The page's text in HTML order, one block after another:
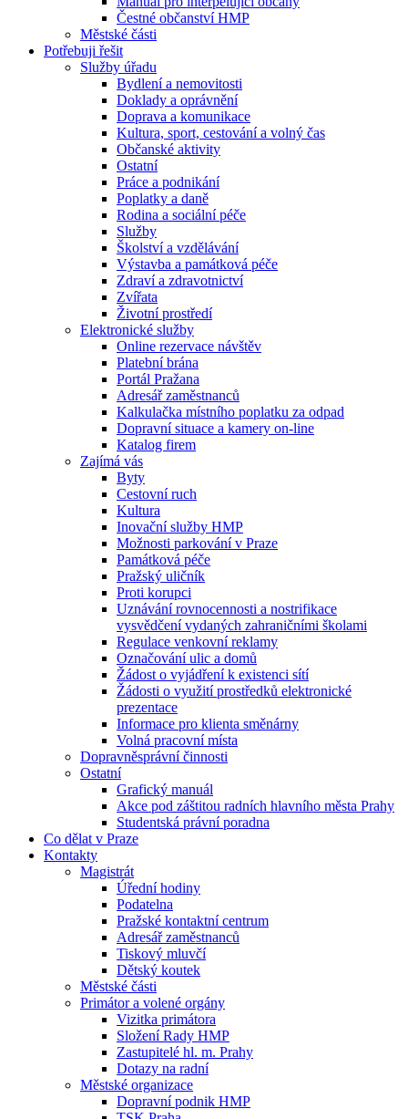
Čestné občanství HMP
Městské části
Potřebuji řešit
Služby úřadu
Bydlení a nemovitosti
Doklady a oprávnění
Doprava a komunikace
Kultura, sport, cestování a volný čas
Občanské aktivity
Ostatní
Práce a podnikání
Poplatky a daně
Rodina a sociální péče
Služby
Školství a vzdělávání
Výstavba a památková péče
Zdraví a zdravotnictví
Zvířata
Životní prostředí
Elektronické služby
Online rezervace návštěv
Platební brána
Portál Pražana
Adresář zaměstnanců
Kalkulačka místního poplatku za odpad
Dopravní situace a kamery on-line
Katalog firem
Zajímá vás
Byty
Cestovní ruch
Kultura
Inovační služby HMP
Možnosti parkování v Praze
Památková péče
Pražský uličník
Proti korupci
Uznávání rovnocennosti a nostrifikace
vysvědčení vydaných zahraničními školami
Regulace venkovní reklamy
Označování ulic a domů
Žádost o vyjádření k existenci sítí
Žádosti o využití prostředků elektronické
prezentace
Informace pro klienta směnárny
Volná pracovní místa
Dopravněsprávní činnosti
Ostatní
Grafický manuál
Akce pod záštitou radních hlavního města Prahy
Studentská právní poradna
Co dělat v Praze
Kontakty
Magistrát
Úřední hodiny
Podatelna
Pražské kontaktní centrum
Adresář zaměstnanců
Tiskový mluvčí
Dětský koutek
Městské části
Primátor a volené orgány
Vizitka primátora
Složení Rady HMP
Zastupitelé hl. m. Prahy
Dotazy na radní
Městské organizace
Dopravní podnik HMP